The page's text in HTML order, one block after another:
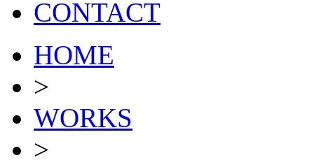
CONTACT
HOME
>
WORKS
>